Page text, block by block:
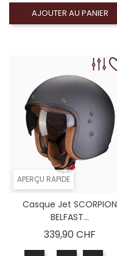
AJOUTER AU PANIER
APERÇU RAPIDE
Casque Jet SCORPION
BELFAST...
339,90 CHF